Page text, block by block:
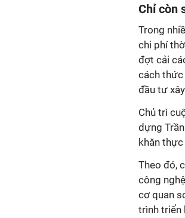
Chỉ còn
Trong
chi phí
đợt cải
cách thức
đầu tư
Chủ trì
dựng
khăn
Theo đó,
công
cơ quan
trình triển